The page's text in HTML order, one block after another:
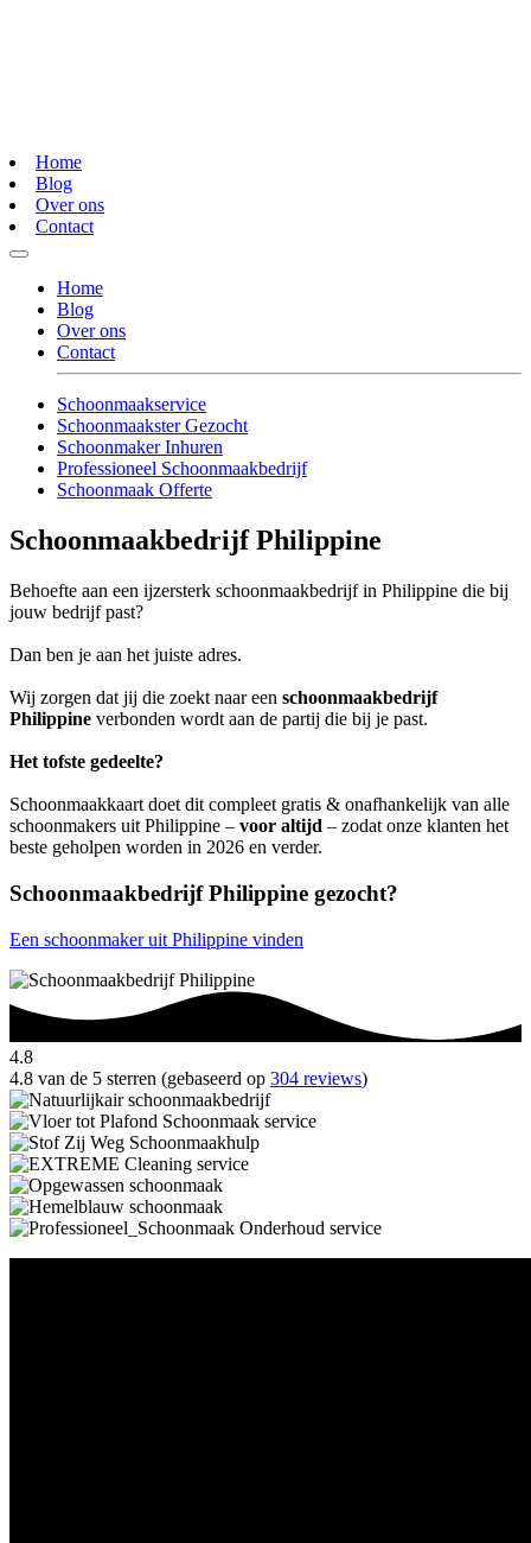
Home
Blog
Over ons
Contact
Home
Blog
Over ons
Contact
Schoonmaakservice
Schoonmaakster Gezocht
Schoonmaker Inhuren
Professioneel Schoonmaakbedrijf
Schoonmaak Offerte
Schoonmaakbedrijf Philippine
Behoefte aan een ijzersterk schoonmaakbedrijf in Philippine die bij
jouw bedrijf past?
Dan ben je aan het juiste adres.
Wij zorgen dat jij die zoekt naar een schoonmaakbedrijf
Philippine verbonden wordt aan de partij die bij je past.
Het tofste gedeelte?
Schoonmaakkaart doet dit compleet gratis & onafhankelijk van alle
schoonmakers uit Philippine – voor altijd – zodat onze klanten het
beste geholpen worden in 2026 en verder.
Schoonmaakbedrijf Philippine gezocht?
Een schoonmaker uit Philippine vinden
4.8
4.8 van de 5 sterren (gebaseerd op 304 reviews)